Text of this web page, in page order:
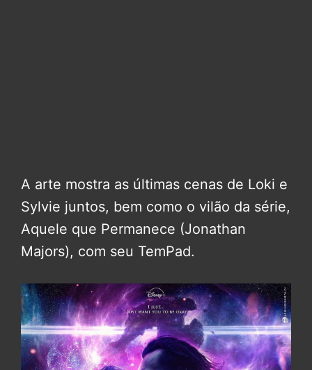
A arte mostra as últimas cenas de Loki e
Sylvie juntos, bem como o vilão da série,
Aquele que Permanece (Jonathan
Majors), com seu TemPad.